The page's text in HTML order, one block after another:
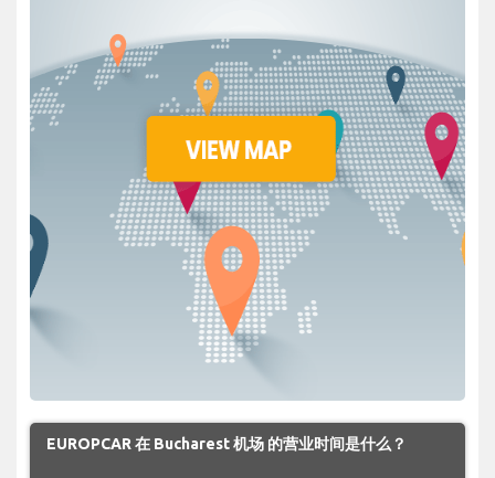
EUROPCAR 在 Bucharest 机场 的营业时间是什么？